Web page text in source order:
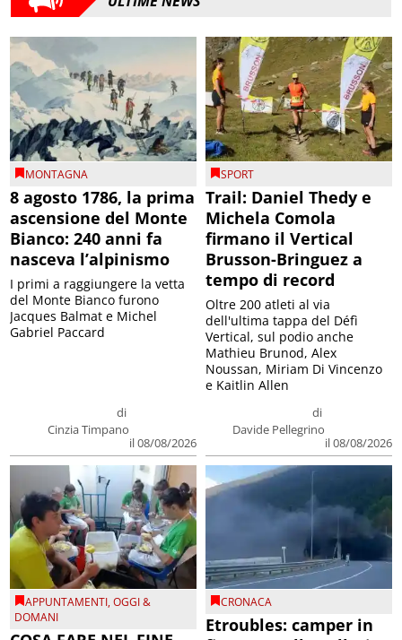
MONTAGNA
8 agosto 1786, la prima
ascensione del Monte
Bianco: 240 anni fa
nasceva l’alpinismo
di
Cinzia Timpano
il 08/08/2026
I primi a raggiungere la vetta
del Monte Bianco furono
Jacques Balmat e Michel
Gabriel Paccard
SPORT
Trail: Daniel Thedy e
Michela Comola
firmano il Vertical
Brusson-Bringuez a
tempo di record
di
Davide Pellegrino
il 08/08/2026
Oltre 200 atleti al via
dell'ultima tappa del Défì
Vertical, sul podio anche
Mathieu Brunod, Alex
Noussan, Miriam Di Vincenzo
e Kaitlin Allen
APPUNTAMENTI,OGGI &
DOMANI
CRONACA
Etroubles: camper in